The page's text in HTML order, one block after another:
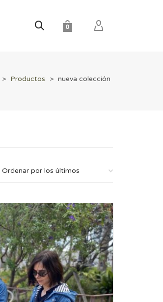
0
> Productos > nueva colección